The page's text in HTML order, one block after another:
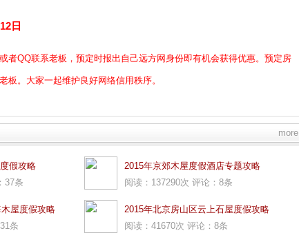
日
者QQ联系老板，预定时报出自己远方网身份即有机会获得优惠。预定房
板。大家一起维护良好网络信用秩序。
more
假攻略
37条
2015年京郊木屋度假酒店专题攻略
阅读：137290次 评论：8条
屋度假攻略
条
2015年北京房山区云上石屋度假攻略
阅读：41670次 评论：8条